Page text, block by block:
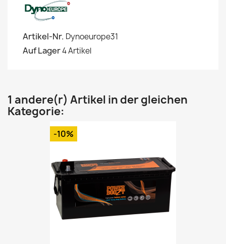
Artikel-Nr. Dynoeurope31
Auf Lager4 Artikel
1 andere(r) Artikel in der gleichen
Kategorie:
-10%